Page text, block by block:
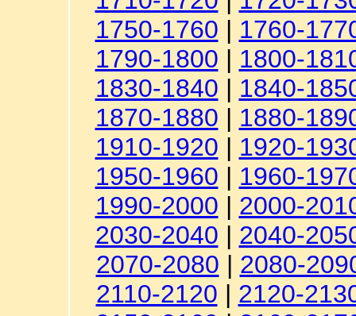
1750-1760 | 1760-
1790-1800 | 1800-
1830-1840 | 1840-
1870-1880 | 1880-
1910-1920 | 1920-
1950-1960 | 1960-
1990-2000 | 2000-
2030-2040 | 2040-
2070-2080 | 2080-
2110-2120 | 2120-